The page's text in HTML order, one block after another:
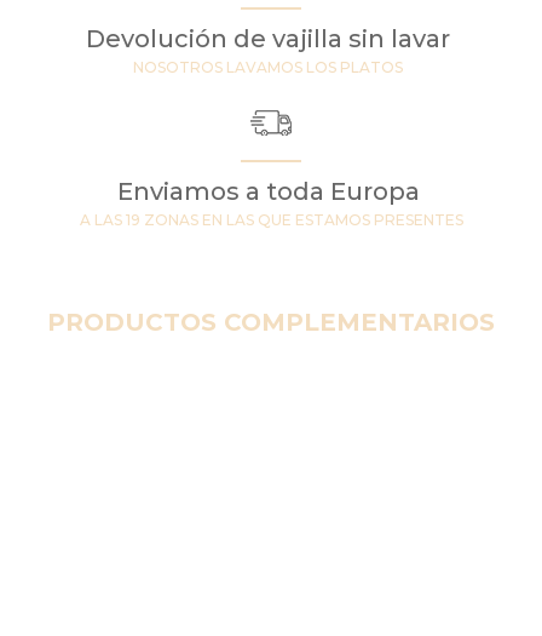
Devolución de vajilla sin lavar
NOSOTROS LAVAMOS LOS PLATOS
Enviamos a toda Europa
A LAS 19 ZONAS EN LAS QUE ESTAMOS PRESENTES
PRODUCTOS COMPLEMENTARIOS